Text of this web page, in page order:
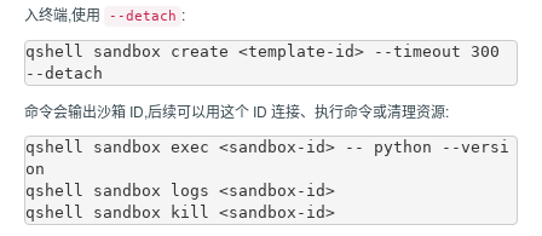
入终端,使用
--detach :
qshell sandbox create <template-id> --timeout 300
命令会输出沙箱 ID,后续可以用这个 ID 连接、执行命令或清理资源:
qshell sandbox exec <sandbox-id> -- python --versi
on
qshell sandbox logs <sandbox-id>